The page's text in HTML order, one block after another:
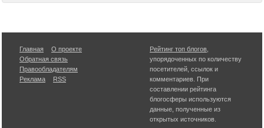
Главная
О проекте
Обратная связь
Правообладателям
Реклама
RSS
Рейтинг топ блогов
упорядоченных по количеству
посетителей, ссылок и
комментариев. При
составлении рейтинга
блогосферы используются
данные, полученные из
открытых источников.